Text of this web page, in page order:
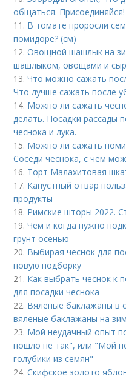
общаться. Присоединяйся!
11. В томате проросли
помидоре? (см)
12.Овощной шашлык на
шашлыком, овощами и
13.Что можно сажать
Что лучше сажать после
14. Можно ли сажать
делать. Посадки рассады
чеснока и лука.
15. Можно ли сажать
Соседи чеснока, с чем
16. Торт Малахитовая
17. Капустный отвар
продукты
18. Римские шторы 2022.
19.Чем и когда нужно
грунт осенью
20. Выбирая чеснок для
новую подборку
21. Как выбрать чеснок к
для посадки чеснока
22. Вяленые баклажаны в
вяленые баклажаны на
23. Мой неудачный опыт
пошло не так", или "Мой
голубики из семян"
24.Скифское золото